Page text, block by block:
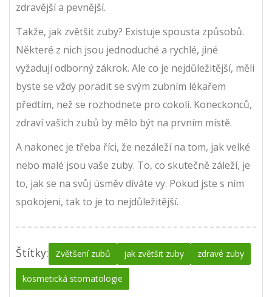
zdravější a pevnější.
Takže, jak zvětšit zuby? Existuje spousta způsobů.
Některé z nich jsou jednoduché a rychlé, jiné
vyžadují odborný zákrok. Ale co je nejdůležitější, měli
byste se vždy poradit se svým zubním lékařem
předtím, než se rozhodnete pro cokoli. Koneckonců,
zdraví vašich zubů by mělo být na prvním místě.
A nakonec je třeba říci, že nezáleží na tom, jak velké
nebo malé jsou vaše zuby. To, co skutečně záleží, je
to, jak se na svůj úsměv díváte vy. Pokud jste s ním
spokojeni, tak to je to nejdůležitější.
Štítky: Zvětšení zubů jak zvětšit zuby zdravé zuby
kosmetická stomatologie